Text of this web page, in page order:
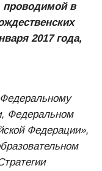
проводимой в
2017 года,
Федеральном
Федерации»,